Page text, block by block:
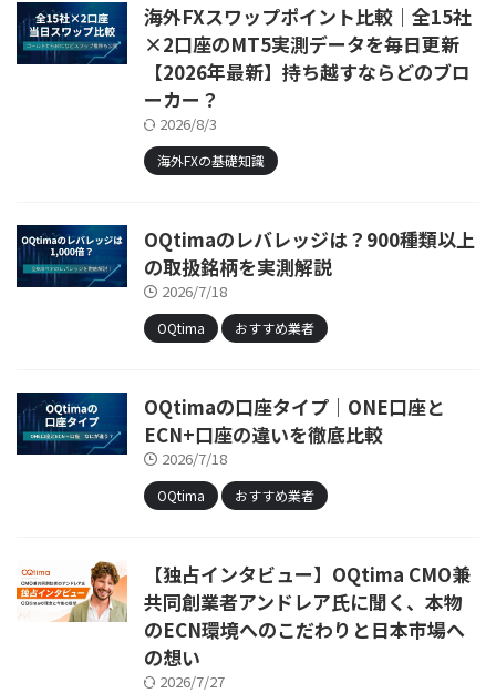
海外FXスワップポイント比較｜全15社
×2口座のMT5実測データを毎日更新
【2026年最新】持ち越すならどのブロ
ーカー？
2026/8/3
海外FXの基礎知識
OQtimaのレバレッジは？900種類以上
の取扱銘柄を実測解説
2026/7/18
OQtima おすすめ業者
OQtimaの口座タイプ｜ONE口座と
ECN+口座の違いを徹底比較
2026/7/18
OQtima おすすめ業者
【独占インタビュー】OQtima CMO兼
共同創業者アンドレア氏に聞く、本物
のECN環境へのこだわりと日本市場へ
の想い
2026/7/27